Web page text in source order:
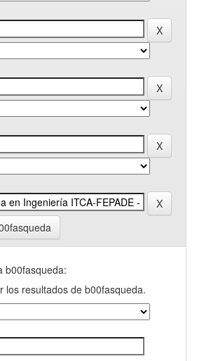
b00fasqueda:
los resultados de b00fasqueda.